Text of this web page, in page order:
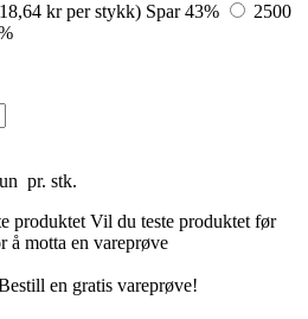
kr per stykk) Spar 43%
2500
pr. stk.
produktetVil du teste produktet før
å motta en vareprøve
en gratis vareprøve!